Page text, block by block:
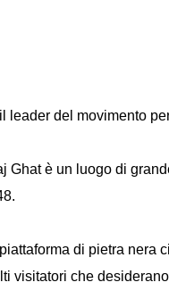
leader del movimento
Ghat è un luogo di
di pietra nera
visitatori che